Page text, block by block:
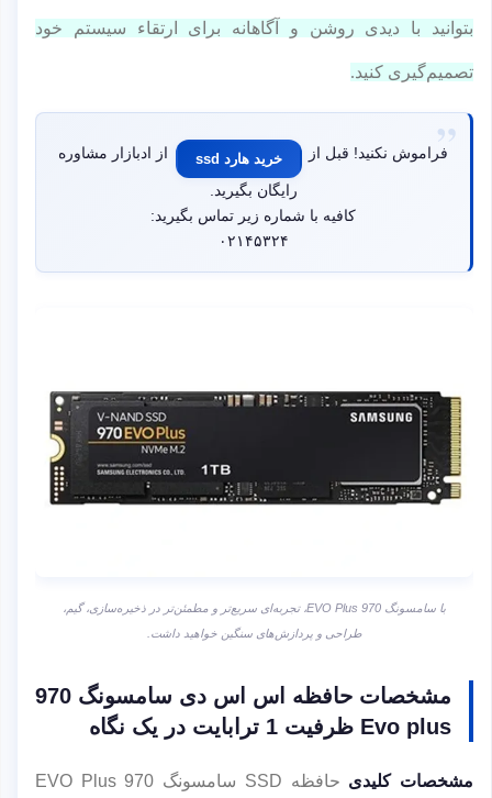
بتوانید با دیدی روشن و آگاهانه برای ارتقاء سیستم خود
تصمیم‌گیری کنید.
فراموش نکنید! قبل از خرید هارد ssd از ادبازار مشاوره
رایگان بگیرید.
کافیه با شماره زیر تماس بگیرید:
۰۲۱۴۵۳۲۴
با سامسونگ 970 EVO Plus، تجربه‌ای سریع‌تر و مطمئن‌تر در ذخیره‌سازی، گیم،
طراحی و پردازش‌های سنگین خواهید داشت.
مشخصات حافظه اس اس دی سامسونگ 970
Evo plus ظرفیت 1 ترابایت در یک نگاه
مشخصات کلیدی حافظه SSD سامسونگ 970 EVO Plus